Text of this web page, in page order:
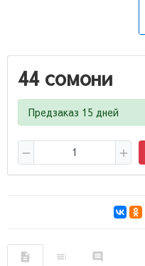
44 сомони
Предзаказ 15 дней